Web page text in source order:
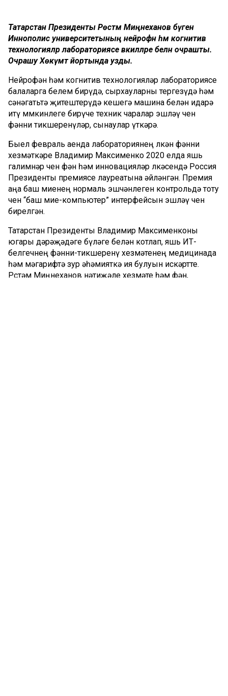
Татарстан Президенты Рөстәм Миңнеханов бүген
Иннополис университетының нейрофән һәм когнитив
технологияләр лабораториясе вәкилләре белән очрашты.
Очрашу Хөкүмәт йортында узды.
Нейрофән һәм когнитив технологияләр лабораториясе
балаларга белем бирүдә, сырхауларны тергезүдә һәм
сәнәгатьтә җитештерүдә кешегә машина белән идарә
итү мөмкинлеге бирүче техник чаралар эшләү өчен
фәнни тикшеренүләр, сынаулар үткәрә.
Быел февраль аенда лабораториянең өлкән фәнни
хезмәткәре Владимир Максименко 2020 елда яшь
галимнәр өчен фән һәм инновацияләр өлкәсендә Россия
Президенты премиясе лауреатына әйләнгән. Премия
аңа баш миенең нормаль эшчәнлеген контрольдә тоту
өчен “баш мие-компьютер” интерфейсын эшләү өчен
бирелгән.
Татарстан Президенты Владимир Максименконы
югары дәрәҗәдәге бүләге белән котлап, яшь ИТ-
белгечнең фәнни-тикшеренү хезмәтенең медицинада
һәм мәгарифтә зур әһәмияткә ия булуын искәртте.
Рөстәм Миңнеханов нәтиҗәле хезмәте һәм фән,